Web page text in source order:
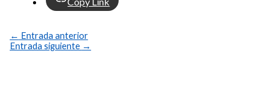
← Entrada anterior
Entrada siguiente →